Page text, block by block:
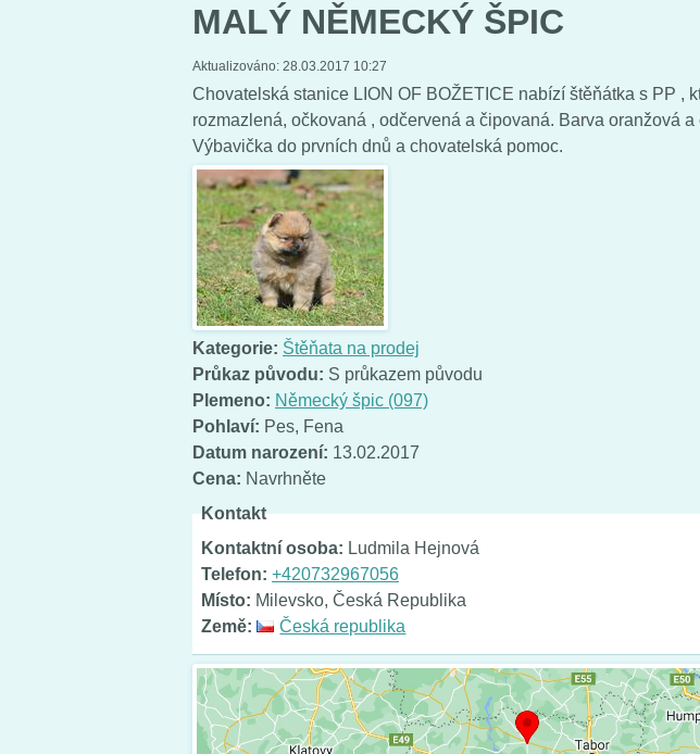
MALÝ NĚMECKÝ ŠPIC
Aktualizováno: 28.03.2017 10:27
Chovatelská stanice LION OF BOŽETICE nabízí štěňátka s PP ,
rozmazlená, očkovaná , odčervená a čipovaná. Barva oranžová a
Výbavička do prvních dnů a chovatelská pomoc.
Kategorie: Štěňata na prodej
Průkaz původu: S průkazem původu
Plemeno: Německý špic (097)
Pohlaví: Pes, Fena
Datum narození: 13.02.2017
Cena: Navrhněte
Kontakt
Kontaktní osoba: Ludmila Hejnová
Telefon: +420732967056
Místo: Milevsko, Česká Republika
Země:
Česká republika